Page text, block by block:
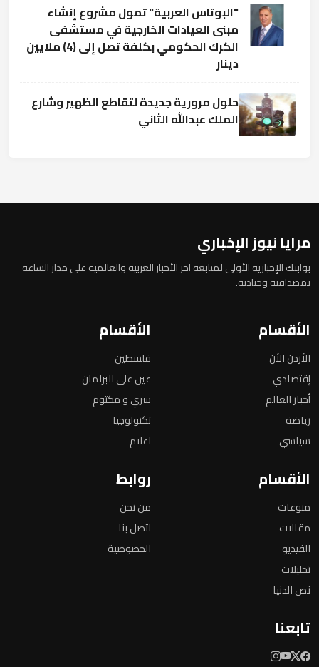
"البوتاس العربية" تمول مشروع إنشاء
مبنى العيادات الخارجية في مستشفى
الكرك الحكومي بكلفة تصل إلى (4) ملايين
دينار
حلول مرورية جديدة لتقاطع الظهير وشارع
الملك عبدالله الثاني
مرايا نيوز الإخباري
بوابتك الإخبارية الأولى لمتابعة آخر الأخبار العربية والعالمية على مدار الساعة
بمصداقية وحيادية.
الأقسام
الأردن الأن
إقتصادي
أخبار العالم
رياضة
سياسي
الأقسام
فلسطين
عين على البرلمان
سري و مكتوم
تكنولوجيا
اعلام
الأقسام
منوعات
مقالات
الفيديو
تحليلات
نص الدنيا
روابط
من نحن
اتصل بنا
الخصوصية
تابعنا